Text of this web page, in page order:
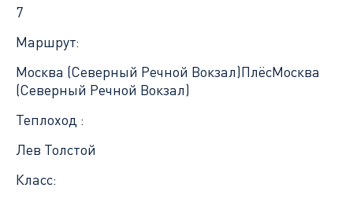
7
Маршрут:
Москва (Северный Речной Вокзал)ПлёсМосква
(Северный Речной Вокзал)
Теплоход :
Лев Толстой
Класс: